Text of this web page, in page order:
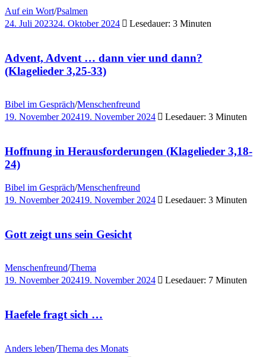
Auf ein Wort/Psalmen
24. Juli 202324. Oktober 2024 Lesedauer: 3 Minuten
Advent, Advent … dann vier und dann?
(Klagelieder 3,25-33)
Bibel im Gespräch/Menschenfreund
19. November 202419. November 2024 Lesedauer: 3 Minuten
Hoffnung in Herausforderungen (Klagelieder 3,18-
24)
Bibel im Gespräch/Menschenfreund
19. November 202419. November 2024 Lesedauer: 3 Minuten
Gott zeigt uns sein Gesicht
Menschenfreund/Thema
19. November 202419. November 2024 Lesedauer: 7 Minuten
Haefele fragt sich …
Anders leben/Thema des Monats